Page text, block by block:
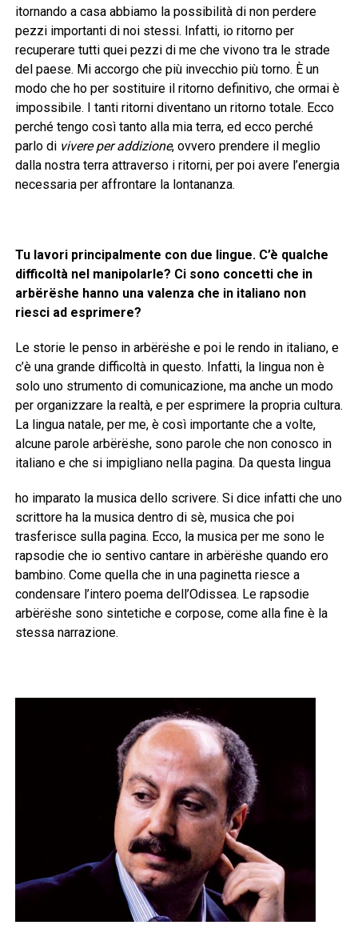
itornando a casa abbiamo la possibilità di non perdere
pezzi importanti di noi stessi. Infatti, io ritorno per
recuperare tutti quei pezzi di me che vivono tra le strade
del paese. Mi accorgo che più invecchio più torno. È un
modo che ho per sostituire il ritorno definitivo, che ormai è
impossibile. I tanti ritorni diventano un ritorno totale. Ecco
perché tengo così tanto alla mia terra, ed ecco perché
parlo di vivere per addizione, ovvero prendere il meglio
dalla nostra terra attraverso i ritorni, per poi avere l’energia
necessaria per affrontare la lontananza.
Tu lavori principalmente con due lingue. C’è qualche
difficoltà nel manipolarle? Ci sono concetti che in
arbërëshe hanno una valenza che in italiano non
riesci ad esprimere?
Le storie le penso in arbërëshe e poi le rendo in italiano, e
c’è una grande difficoltà in questo. Infatti, la lingua non è
solo uno strumento di comunicazione, ma anche un modo
per organizzare la realtà, e per esprimere la propria cultura.
La lingua natale, per me, è così importante che a volte,
alcune parole arbërëshe, sono parole che non conosco in
italiano e che si impigliano nella pagina. Da questa lingua
ho imparato la musica dello scrivere. Si dice infatti che uno
scrittore ha la musica dentro di sè, musica che poi
trasferisce sulla pagina. Ecco, la musica per me sono le
rapsodie che io sentivo cantare in arbërëshe quando ero
bambino. Come quella che in una paginetta riesce a
condensare l’intero poema dell’Odissea. Le rapsodie
arbërëshe sono sintetiche e corpose, come alla fine è la
stessa narrazione.